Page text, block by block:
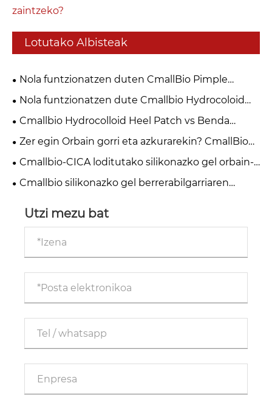
zaintzeko?
Lotutako Albisteak
Nola funtzionatzen duten CmallBio Pimple
Adabakiak larruazal garbiagorako?
Nola funtzionatzen dute Cmallbio Hydrocoloid
Dressings: Zergatik da hobea "Sendatze hezea"
"Sendatze lehorra" baino?
Cmallbio Hydrocolloid Heel Patch vs Benda
arruntak: Zergatik sendatzen dituzte babak
azkarrago?
Zer egin Orbain gorri eta azkurarekin? CmallBio
silikonazko gel orbain xaflak lagun dezake
Cmallbio-CICA loditutako silikonazko gel orbain-
orria: kirurgia osteko orbainen arretarako aukera
Cmallbio silikonazko gel berrerabilgarriaren
merkatu medikoetan
Utzi mezu bat